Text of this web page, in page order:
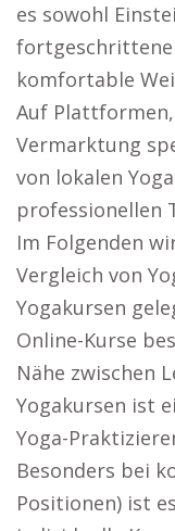
es sowohl
komfortable
Auf
Vermarktung
von lokalen
professionellen
Im Folgenden
Vergleich von
Yogakursen
Online-Kurse
Nähe zwischen
Yogakursen ist
Yoga-
Besonders bei
Positionen) ist